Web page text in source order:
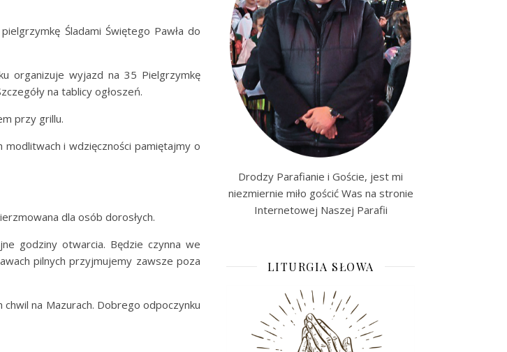
Śladami Świętego Pawła do
organizuje wyjazd na 35 Pielgrzymkę
na tablicy ogłoszeń.
przy grillu.
i wdzięczności pamiętajmy o
dla osób dorosłych.
godziny otwarcia. Będzie czynna we
pilnych przyjmujemy zawsze poza
na Mazurach. Dobrego odpoczynku
Drodzy Parafianie i Goście, jest mi
niezmiernie miło gościć Was na stronie
Internetowej Naszej Parafii
LITURGIA SŁOWA